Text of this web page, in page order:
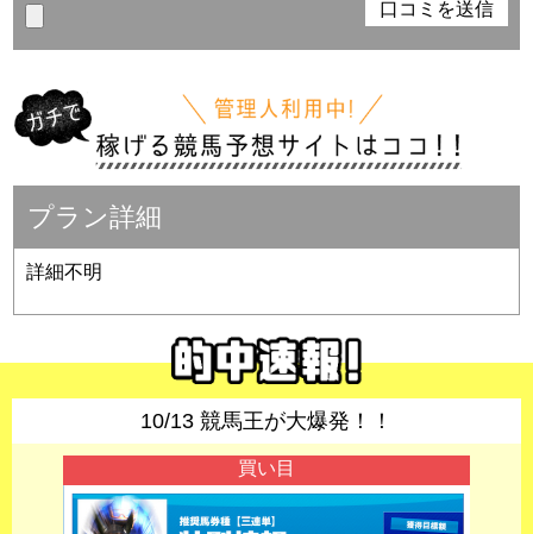
プラン詳細
詳細不明
10/13 競馬王が大爆発！！
買い目